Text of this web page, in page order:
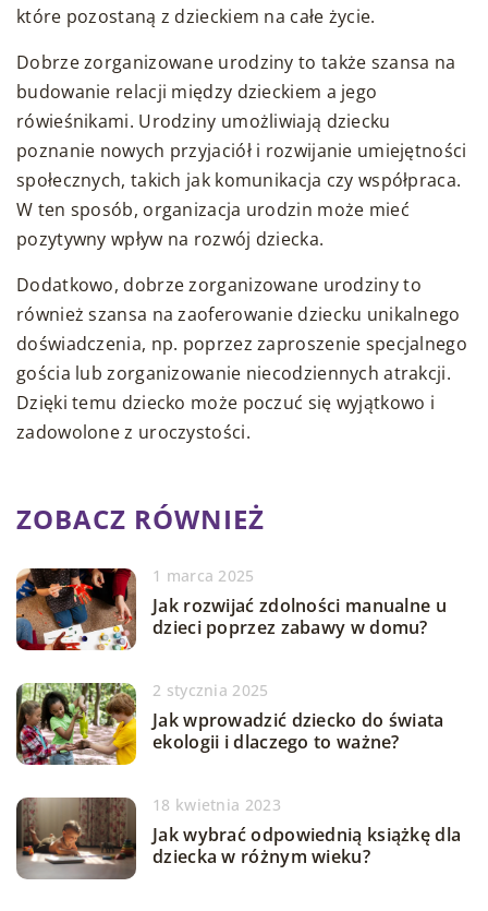
które pozostaną z dzieckiem na całe życie.
Dobrze zorganizowane urodziny to także szansa na
budowanie relacji między dzieckiem a jego
rówieśnikami. Urodziny umożliwiają dziecku
poznanie nowych przyjaciół i rozwijanie umiejętności
społecznych, takich jak komunikacja czy współpraca.
W ten sposób, organizacja urodzin może mieć
pozytywny wpływ na rozwój dziecka.
Dodatkowo, dobrze zorganizowane urodziny to
również szansa na zaoferowanie dziecku unikalnego
doświadczenia, np. poprzez zaproszenie specjalnego
gościa lub zorganizowanie niecodziennych atrakcji.
Dzięki temu dziecko może poczuć się wyjątkowo i
zadowolone z uroczystości.
ZOBACZ RÓWNIEŻ
1 marca 2025
Jak rozwijać zdolności manualne u
dzieci poprzez zabawy w domu?
2 stycznia 2025
Jak wprowadzić dziecko do świata
ekologii i dlaczego to ważne?
18 kwietnia 2023
Jak wybrać odpowiednią książkę dla
dziecka w różnym wieku?